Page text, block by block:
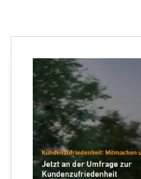
Ihre E-Mail Adresse